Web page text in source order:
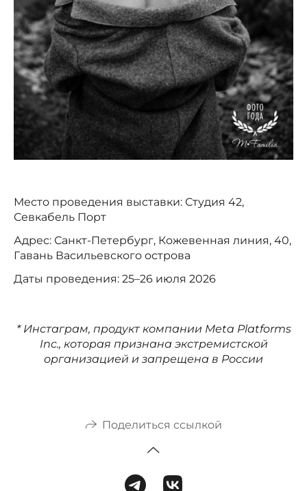
Место проведения выставки: Студия 42,
Севкабель Порт
Адрес: Санкт-Петербург, Кожевенная линия, 40,
Гавань Васильевского острова
Даты проведения: 25–26 июля 2026
* Инстаграм, продукт компании Meta Platforms
Inc., которая признана экстремистской
организацией и запрещена в России
Поделиться ссылкой